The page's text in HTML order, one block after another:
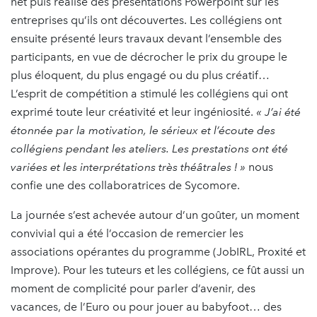
entreprises qu’ils ont découvertes. Les collégiens ont
ensuite présenté leurs travaux devant l’ensemble des
participants, en vue de décrocher le prix du groupe le
plus éloquent, du plus engagé ou du plus créatif…
L’esprit de compétition a stimulé les collégiens qui ont
exprimé toute leur créativité et leur ingéniosité. « J’ai été
étonnée par la motivation, le sérieux et l’écoute des
collégiens pendant les ateliers. Les prestations ont été
variées et les interprétations très théâtrales ! » nous
confie une des collaboratrices de Sycomore.
La journée s’est achevée autour d’un goûter, un moment
convivial qui a été l’occasion de remercier les
associations opérantes du programme (JobIRL, Proxité et
Improve). Pour les tuteurs et les collégiens, ce fût aussi un
moment de complicité pour parler d’avenir, des
vacances, de l’Euro ou pour jouer au babyfoot… des